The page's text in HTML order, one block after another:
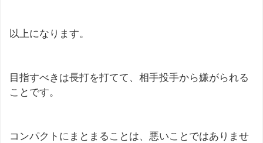
以上になります。
目指すべきは長打を打てて、相手投手から嫌がられる
ことです。
コンパクトにまとまることは、悪いことではありませ